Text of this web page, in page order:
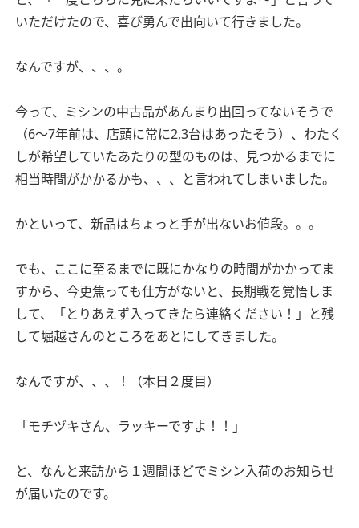
いただけたので、喜び勇んで出向いて行きました。
なんですが、、、。
今って、ミシンの中古品があんまり出回ってないそうで
（6〜7年前は、店頭に常に2,3台はあったそう）、わたく
しが希望していたあたりの型のものは、見つかるまでに
相当時間がかかるかも、、、と言われてしまいました。
かといって、新品はちょっと手が出ないお値段。。。
でも、ここに至るまでに既にかなりの時間がかかってま
すから、今更焦っても仕方がないと、長期戦を覚悟しま
して、「とりあえず入ってきたら連絡ください！」と残
して堀越さんのところをあとにしてきました。
なんですが、、、！（本日２度目）
「モチヅキさん、ラッキーですよ！！」
と、なんと来訪から１週間ほどでミシン入荷のお知らせ
が届いたのです。